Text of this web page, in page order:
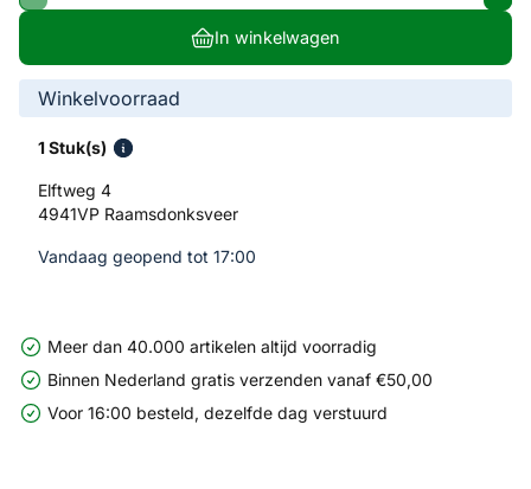
In winkelwagen
Winkelvoorraad
1 Stuk(s)
Elftweg 4
4941VP Raamsdonksveer
Vandaag geopend tot 17:00
Meer dan 40.000 artikelen altijd voorradig
Binnen Nederland gratis verzenden vanaf €50,00
Voor 16:00 besteld, dezelfde dag verstuurd